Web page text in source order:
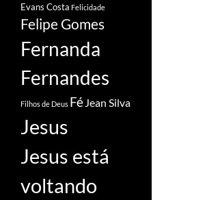
Evans Costa Felicidade
Felipe Gomes
Fernanda
Fernandes
Filhos de Deus Fé Jean Silva
Jesus
Jesus está
voltando